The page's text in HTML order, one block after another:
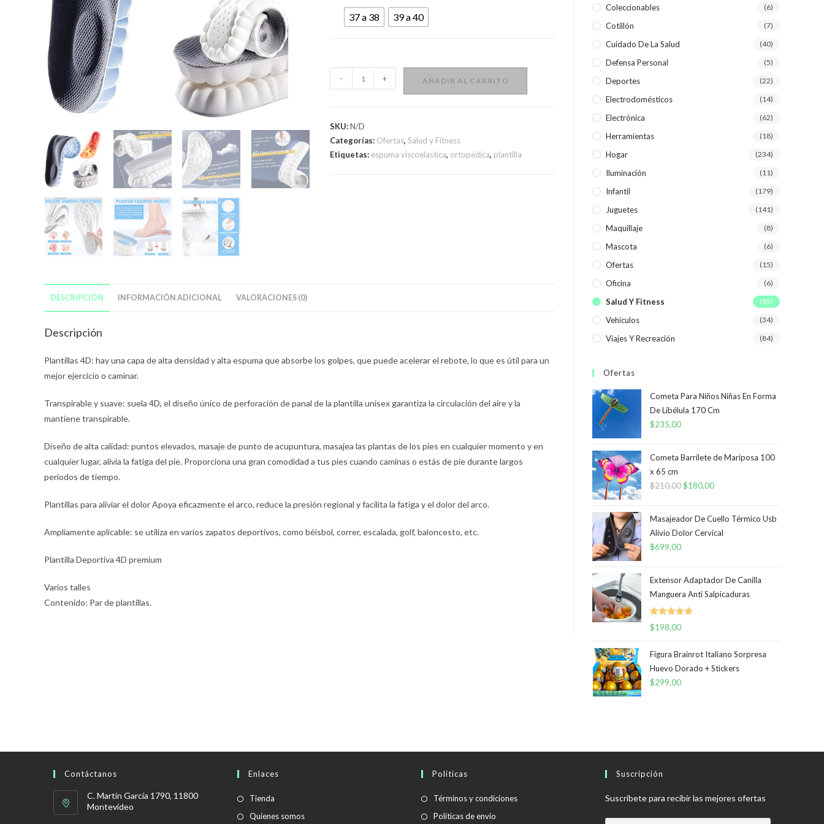
37 a 38 39 a 40
Plantillas
4D
espuma
viscoelástica
- + AÑADIR AL CARRITO
SKU:N/D
Categorías: Ofertas,Salud y Fitness
Etiquetas: espuma viscoelastica, ortopédica, plantilla
DESCRIPCIÓN INFORMACIÓN ADICIONAL VALORACIONES (0)
Descripción
Plantillas 4D: hay una capa de alta densidad y alta espuma que absorbe los golpes, que puede acelerar el rebote, lo que es útil para un
mejor ejercicio o caminar.
Transpirable y suave: suela 4D, el diseño único de perforación de panal de la plantilla unisex garantiza la circulación del aire y la
mantiene transpirable.
Diseño de alta calidad: puntos elevados, masaje de punto de acupuntura, masajea las plantas de los pies en cualquier momento y en
cualquier lugar, alivia la fatiga del pie. Proporciona una gran comodidad a tus pies cuando caminas o estás de pie durante largos
períodos de tiempo.
Plantillas para aliviar el dolor Apoya eficazmente el arco, reduce la presión regional y facilita la fatiga y el dolor del arco.
Ampliamente aplicable: se utiliza en varios zapatos deportivos, como béisbol, correr, escalada, golf, baloncesto, etc.
Plantilla Deportiva 4D premium
Varios talles
Contenido: Par de plantillas.
Coleccionables (6)
Cotillón (7)
Cuidado De La Salud (40)
Defensa Personal (5)
Deportes (22)
Electrodomésticos (14)
Electrónica (62)
Herramientas (18)
Hogar (234)
Iluminación (11)
Infantil (179)
Juguetes (141)
Maquillaje (8)
Mascota (6)
Ofertas (15)
Oficina (6)
Salud Y Fitness (85)
Vehículos (34)
Viajes Y Recreación (84)
Ofertas
Cometa Para Niños Niñas En Forma
De Libélula 170 Cm
$235,00
Cometa Barrilete de Mariposa 100
x 65 cm
$210,00El
original
era:
$180,00El
actual
es:
Masajeador De Cuello Térmico Usb
Alivio Dolor Cervical
$699,00
Extensor Adaptador De Canilla
Manguera Anti Salpicaduras
Valorado
$198,00
Figura Brainrot Italiano Sorpresa
Huevo Dorado + Stickers
$299,00
Contáctanos
C. Martín García 1790, 11800
Montevideo
Enlaces
Tienda
Quienes somos
Políticas
Términos y condicionesSe
Políticas de envío
Suscripción
Suscríbete para recibir las mejores ofertas